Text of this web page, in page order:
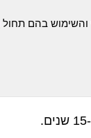
והשימוש בהם תחול